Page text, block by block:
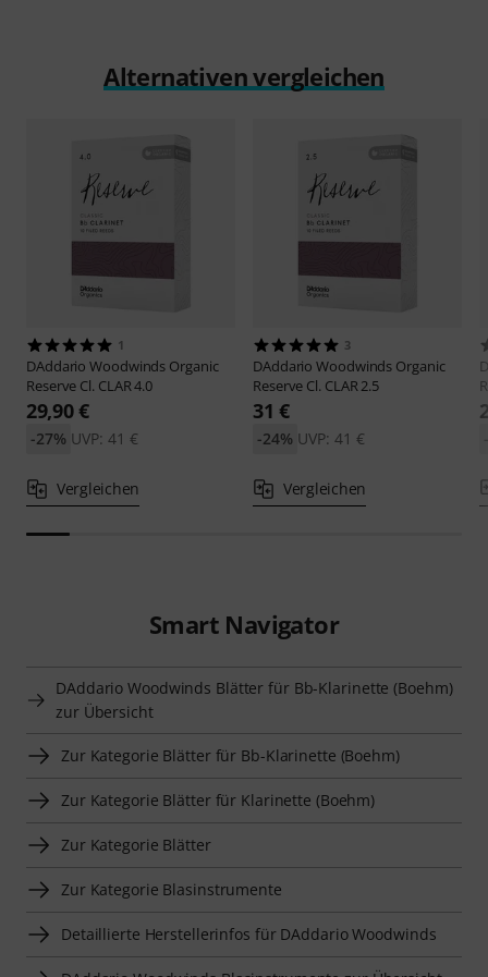
Alternativen vergleichen
1
DAddario Woodwinds Organic
Reserve Cl. CLAR 4.0
29,90 €
UVP: 41 €
-27%
Vergleichen
3
DAddario Woodwinds Organic
Reserve Cl. CLAR 2.5
31 €
UVP: 41 €
-24%
Vergleichen
Smart Navigator
DAddario Woodwinds Blätter für Bb-Klarinette (Boehm)
zur Übersicht
Zur Kategorie Blätter für Bb-Klarinette (Boehm)
Zur Kategorie Blätter für Klarinette (Boehm)
Zur Kategorie Blätter
Zur Kategorie Blasinstrumente
Detaillierte Herstellerinfos für DAddario Woodwinds